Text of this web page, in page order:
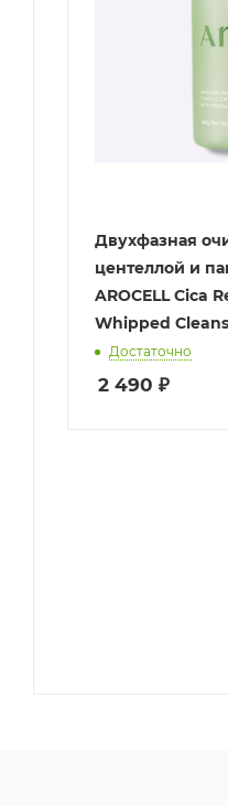
Двухфазная
центеллой и
AROCELL Cica
Whipped
Достаточно
2 490 ₽